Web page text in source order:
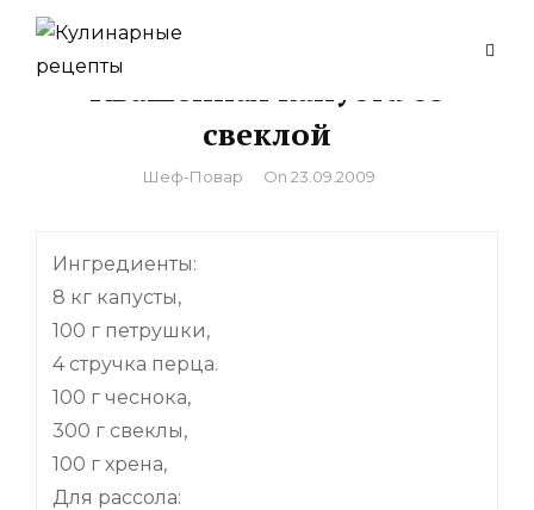
Skip
content
Квашенная капуста со
свеклой
By
Шеф-Повар On 23.09.2009
Ингредиенты:
8 кг капусты,
100 г петрушки,
4 стручка перца.
100 г чеснока,
300 г свеклы,
100 г хрена,
Для рассола: